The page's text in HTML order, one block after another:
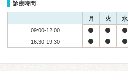
診療時間
月 火 水
09:00-12:00
16:30-19:30